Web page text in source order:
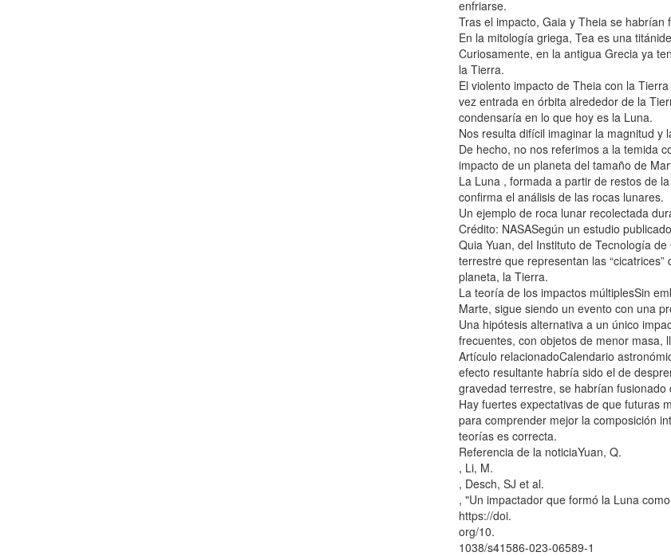
enfriarse.
Tras el impacto, Gaia y Theia se
En la mitología griega, Tea es una
Curiosamente, en la antigua Grecia ya
la Tierra.
El violento impacto de Theia con la
vez entrada en órbita alrededor de la
condensaría en lo que hoy es la Luna.
Nos resulta difícil imaginar la magnitud y
De hecho, no nos referimos a la temida
impacto de un planeta del tamaño de
La Luna , formada a partir de restos de
confirma el análisis de las rocas lunares.
Un ejemplo de roca lunar recolectada
Crédito: NASASegún un estudio
Quia Yuan, del Instituto de Tecnología
terrestre que representan las
planeta, la Tierra.
La teoría de los impactos múltiplesSin
Marte, sigue siendo un evento con una
Una hipótesis alternativa a un único
frecuentes, con objetos de menor masa,
Artículo relacionadoCalendario
efecto resultante habría sido el de
gravedad terrestre, se habrían fusionado
Hay fuertes expectativas de que futuras
para comprender mejor la composición
teorías es correcta.
Referencia de la noticiaYuan, Q.
, Li, M.
, Desch, SJ et al.
, "Un impactador que formó la Luna
https://doi.
org/10.
1038/s41586-023-06589-1